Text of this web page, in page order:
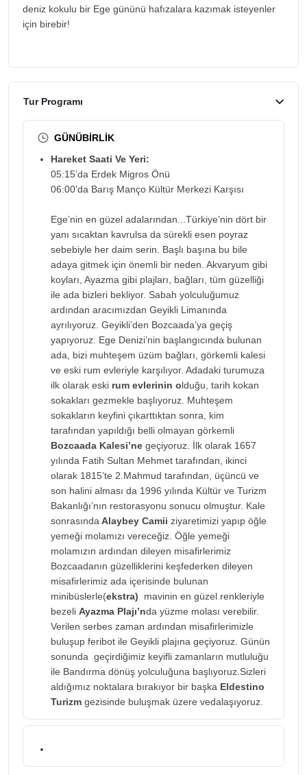
deniz kokulu bir Ege gününü hafızalara kazımak isteyenler
için birebir!
Tur Programı
GÜNÜBİRLİK
Hareket Saati Ve Yeri:
05:15’da Erdek Migros Önü
06:00’da Barış Manço Kültür Merkezi Karşısı
Ege’nin en güzel adalarından...Türkiye’nin dört bir
yanı sıcaktan kavrulsa da sürekli esen poyraz
sebebiyle her daim serin. Başlı başına bu bile
adaya gitmek için önemli bir neden. Akvaryum gibi
koyları, Ayazma gibi plajları, bağları, tüm güzelliği
ile ada bizleri bekliyor. Sabah yolculuğumuz
ardından aracımızdan Geyikli Limanında
ayrılıyoruz. Geyikli’den Bozcaada’ya geçiş
yapıyoruz. Ege Denizi’nin başlangıcında bulunan
ada, bizi muhteşem üzüm bağları, görkemli kalesi
ve eski rum evleriyle karşılıyor. Adadaki turumuza
ilk olarak eski rum evlerinin olduğu, tarih kokan
sokakları gezmekle başlıyoruz. Muhteşem
sokakların keyfini çıkarttıktan sonra, kim
tarafından yapıldığı belli olmayan görkemli
Bozcaada Kalesi’ne geçiyoruz. İlk olarak 1657
yılında Fatih Sultan Mehmet tarafından, ikinci
olarak 1815’te 2.Mahmud tarafından, üçüncü ve
son halini alması da 1996 yılında Kültür ve Turizm
Bakanlığı’nın restorasyonu sonucu olmuştur. Kale
sonrasında Alaybey Camii ziyaretimizi yapıp öğle
yemeği molamızı vereceğiz. Öğle yemeği
molamızın ardından dileyen misafirlerimiz
Bozcaadanın güzelliklerini keşfederken dileyen
misafirlerimiz ada içerisinde bulunan
minibüslerle(ekstra)
mavinin en güzel renkleriyle
bezeli Ayazma Plajı’nda yüzme molası verebilir.
Verilen serbes zaman ardından misafirlerimizle
buluşup feribot ile Geyikli plajına geçiyoruz. Günün
sonunda geçirdiğimiz keyifli zamanların mutluluğu
ile Bandırma dönüş yolculuğuna başlıyoruz.Sizleri
aldığımız noktalara bırakıyor bir başka Eldestino
Turizm gezisinde buluşmak üzere vedalaşıyoruz.